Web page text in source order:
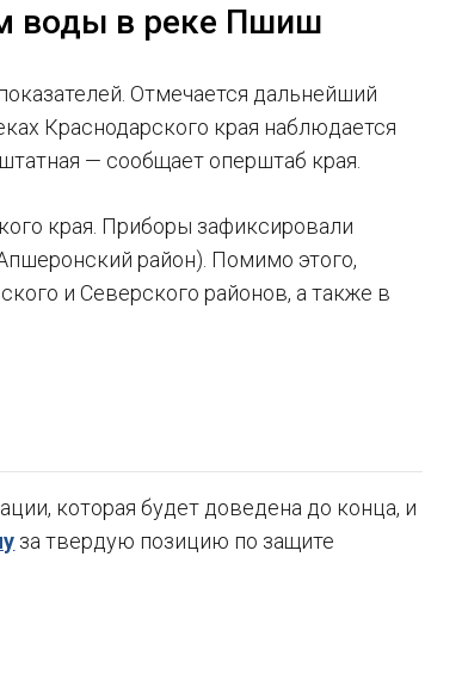
воды в реке Пшиш
Отмечается дальнейший
Краснодарского края наблюдается
— сообщает оперштаб края.
края. Приборы зафиксировали
район). Помимо этого,
и Северского районов, а также в
которая будет доведена до конца, и
за твердую позицию по защите